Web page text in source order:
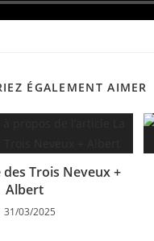
ÉGALEMENT AIMER
des Trois Neveux +
Albert
31/03/2025